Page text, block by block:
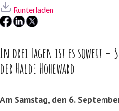
Runterladen
In drei Tagen ist es soweit –
der Halde Hoheward
Am Samstag, den 6.